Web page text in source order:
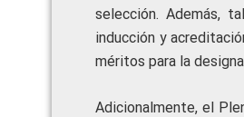
selección. Además,
inducción y
méritos para la
Adicionalmente, el